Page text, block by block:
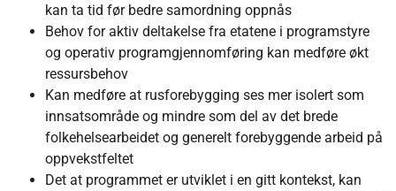
kan ta tid før bedre samordning oppnås
Behov for aktiv deltakelse fra etatene i programstyre
og operativ programgjennomføring kan medføre økt
ressursbehov
Kan medføre at rusforebygging ses mer isolert som
innsatsområde og mindre som del av det brede
folkehelsearbeidet og generelt forebyggende arbeid på
oppvekstfeltet
Det at programmet er utviklet i en gitt kontekst, kan